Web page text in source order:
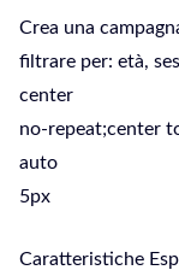
Crea una
filtrare per: età,
center
no-repeat;center
auto
5px
Caratteristiche